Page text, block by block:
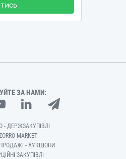
ЗА НАМИ:
- ДЕРЖЗАКУПІВЛІ
MARKET
- АУКЦІОНИ
ЗАКУПІВЛІ